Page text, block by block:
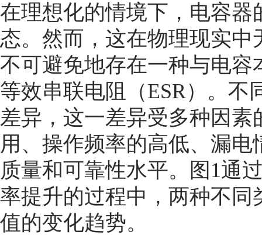
在理想化的情境下，电容
态。然而，这在物理现实
不可避免地存在一种与电
等效串联电阻（ESR）。不
差异，这一差异受多种因
用、操作频率的高低、漏
质量和可靠性水平。图1通
率提升的过程中，两种不同
值的变化趋势。